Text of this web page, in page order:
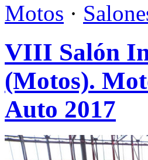
Motos ·
VIII Salón
(Motos).
Auto 2017